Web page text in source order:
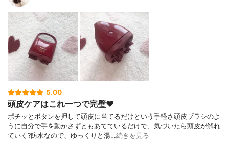
5.00
頭皮ケアはこれ一つで完璧❤️
ポチッとボタンを押して頭皮に当てるだけという手軽さ頭皮ブラシのよ
うに自分で手を動かさずともあてているだけで、気づいたら頭皮が解れ
ていく?防水なので、ゆっくりと湯…続きを見る